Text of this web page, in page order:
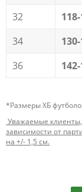
32
34
36
*Размеры ХБ
Уважаемые
зависимости от
на +/- 1,5 см.